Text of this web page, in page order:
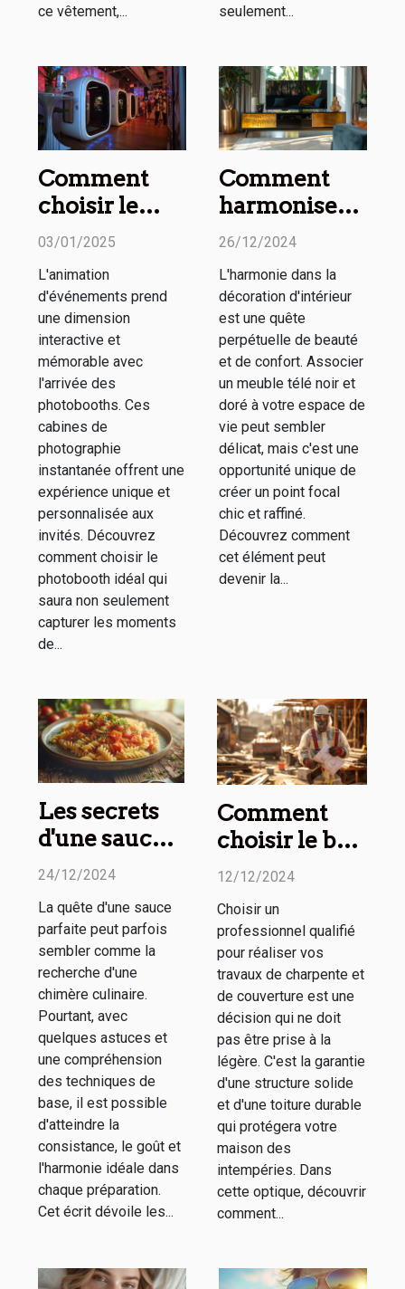
ce vêtement,...
seulement...
Comment
choisir le
meilleur
pour votre
événement
spécial
03/01/2025
L'animation
d'événements prend
une dimension
interactive et
mémorable avec
l'arrivée des
photobooths. Ces
cabines de
photographie
instantanée offrent une
expérience unique et
personnalisée aux
invités. Découvrez
comment choisir le
photobooth idéal qui
saura non seulement
capturer les moments
de...
Comment
harmoniser
un meuble
doré avec
votre décor
26/12/2024
L'harmonie dans la
décoration d'intérieur
est une quête
perpétuelle de beauté
et de confort. Associer
un meuble télé noir et
doré à votre espace de
vie peut sembler
délicat, mais c'est une
opportunité unique de
créer un point focal
chic et raffiné.
Découvrez comment
cet élément peut
devenir la...
Les secrets
d'une sauce
parfaite à
24/12/2024
La quête d'une sauce
parfaite peut parfois
sembler comme la
recherche d'une
chimère culinaire.
Pourtant, avec
quelques astuces et
une compréhension
des techniques de
base, il est possible
d'atteindre la
consistance, le goût et
l'harmonie idéale dans
chaque préparation.
Cet écrit dévoile les...
Comment
choisir le bon
professionnel
travaux de
charpente et
couverture
12/12/2024
Choisir un
professionnel qualifié
pour réaliser vos
travaux de charpente et
de couverture est une
décision qui ne doit
pas être prise à la
légère. C'est la garantie
d'une structure solide
et d'une toiture durable
qui protégera votre
maison des
intempéries. Dans
cette optique, découvrir
comment...